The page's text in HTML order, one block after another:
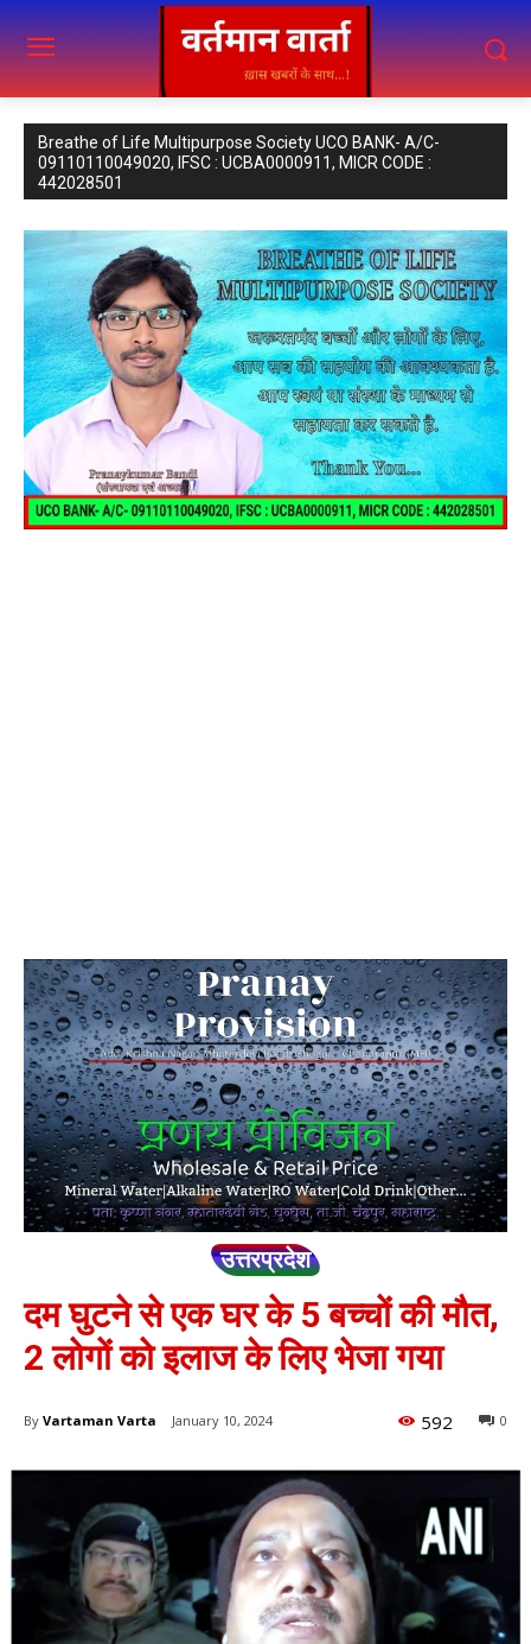
Breathe of Life Multipurpose Society UCO BANK- A/C-
09110110049020, IFSC : UCBA0000911, MICR CODE :
442028501
उत्तरप्रदेश
दम घुटने से एक घर के 5 बच्चों की मौत,
2 लोगों को इलाज के लिए भेजा गया
By Vartaman Varta January 10, 2024 0
592